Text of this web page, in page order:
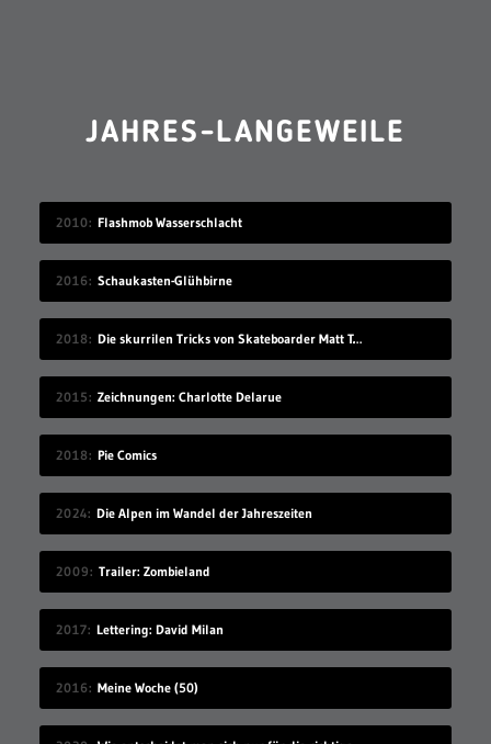
JAHRES-LANGEWEILE
2010 Flashmob Wasserschlacht
2016 Schaukasten-Glühbirne
2018 Die skurrilen Tricks von Skateboarder Matt Tomasello
2015 Zeichnungen: Charlotte Delarue
2018 Pie Comics
2024 Die Alpen im Wandel der Jahreszeiten
2009 Trailer: Zombieland
2017 Lettering: David Milan
2016 Meine Woche (50)